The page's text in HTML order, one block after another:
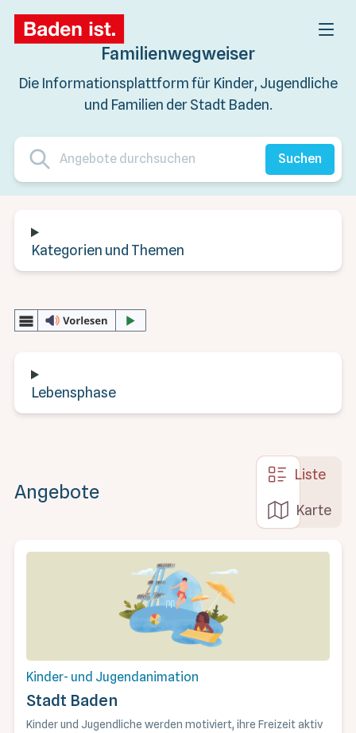
Familienwegweiser
Die Informationsplattform für Kinder, Jugendliche
und Familien der Stadt Baden.
Suchen
Kategorien und Themen
Lebensphase
Angebote
Liste
Karte
Stadt Baden
Kinder- und Jugendanimation
Kinder und Jugendliche werden motiviert, ihre Freizeit aktiv